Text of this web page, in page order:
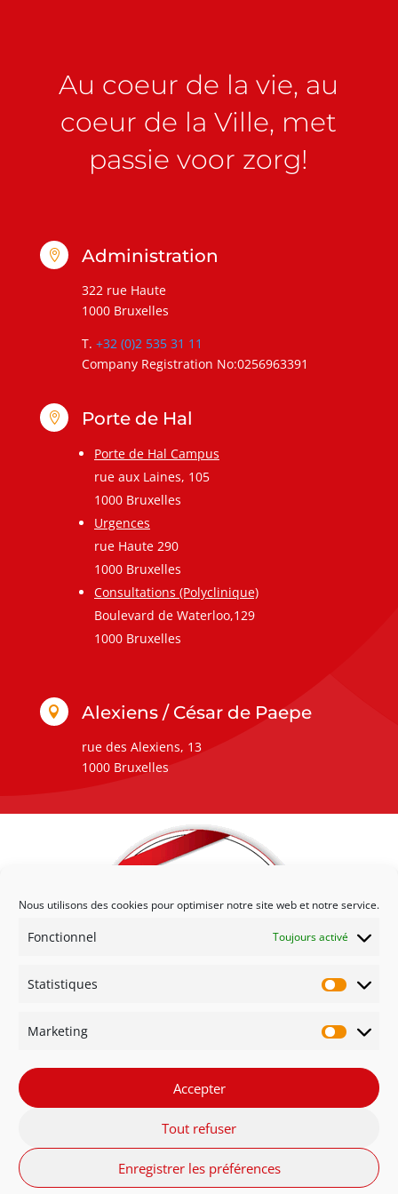
Nous utilisons des cookies pour optimiser notre site web et notre service.
Fonctionnel Toujours activé
Statistiques
Marketing
Accepter
Tout refuser
Enregistrer les préférences
Au coeur de la vie, au
coeur de la Ville, met
passie voor zorg!
 Administration
322 rue Haute
1000 Bruxelles
T. +32 (0)2 535 31 11
Company Registration No:0256963391
 Porte de Hal
Porte de Hal Campus
rue aux Laines, 105
1000 Bruxelles
Urgences
rue Haute 290
1000 Bruxelles
Consultations (Polyclinique)
Boulevard de Waterloo,129
1000 Bruxelles
 Alexiens / César de Paepe
rue des Alexiens, 13
1000 Bruxelles